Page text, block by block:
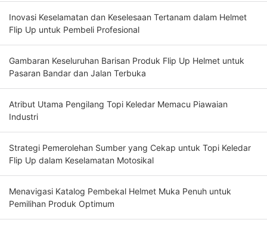
Inovasi Keselamatan dan Keselesaan Tertanam dalam Helmet
Flip Up untuk Pembeli Profesional
Gambaran Keseluruhan Barisan Produk Flip Up Helmet untuk
Pasaran Bandar dan Jalan Terbuka
Atribut Utama Pengilang Topi Keledar Memacu Piawaian
Industri
Strategi Pemerolehan Sumber yang Cekap untuk Topi Keledar
Flip Up dalam Keselamatan Motosikal
Menavigasi Katalog Pembekal Helmet Muka Penuh untuk
Pemilihan Produk Optimum